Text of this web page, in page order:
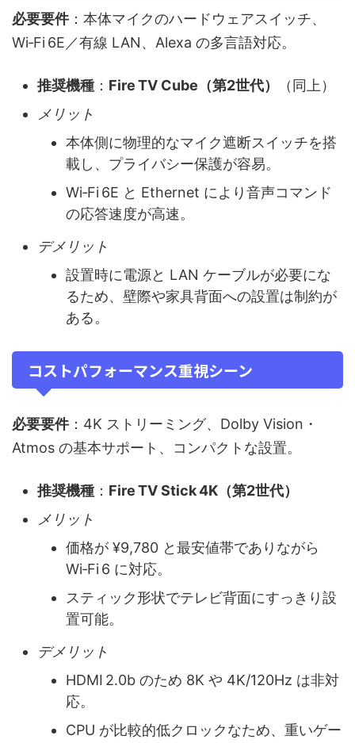
必要要件：本体マイクのハードウェアスイッチ、
Wi‑Fi 6E／有線 LAN、Alexa の多言語対応。
推奨機種 ： Fire TV Cube（第2世代）
（同上）
メリット
本体側に物理的なマイク遮断スイッチを搭
載し、プライバシー保護が容易。
Wi‑Fi 6E と Ethernet により音声コマンド
の応答速度が高速。
デメリット
設置時に電源と LAN ケーブルが必要にな
るため、壁際や家具背面への設置は制約が
ある。
コストパフォーマンス重視シーン
必要要件：4K ストリーミング、Dolby Vision・
Atmos の基本サポート、コンパクトな設置。
推奨機種 ： Fire TV Stick 4K（第2世代）
メリット
価格が ¥9,780 と最安値帯でありながら
Wi‑Fi 6 に対応。
スティック形状でテレビ背面にすっきり設
置可能。
デメリット
HDMI 2.0b のため 8K や 4K/120Hz は非対
応。
CPU が比較的低クロックなため、重いゲー